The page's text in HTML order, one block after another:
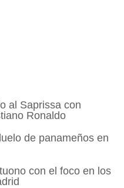
al Saprissa con
Ronaldo
de panameños en
con el foco en los